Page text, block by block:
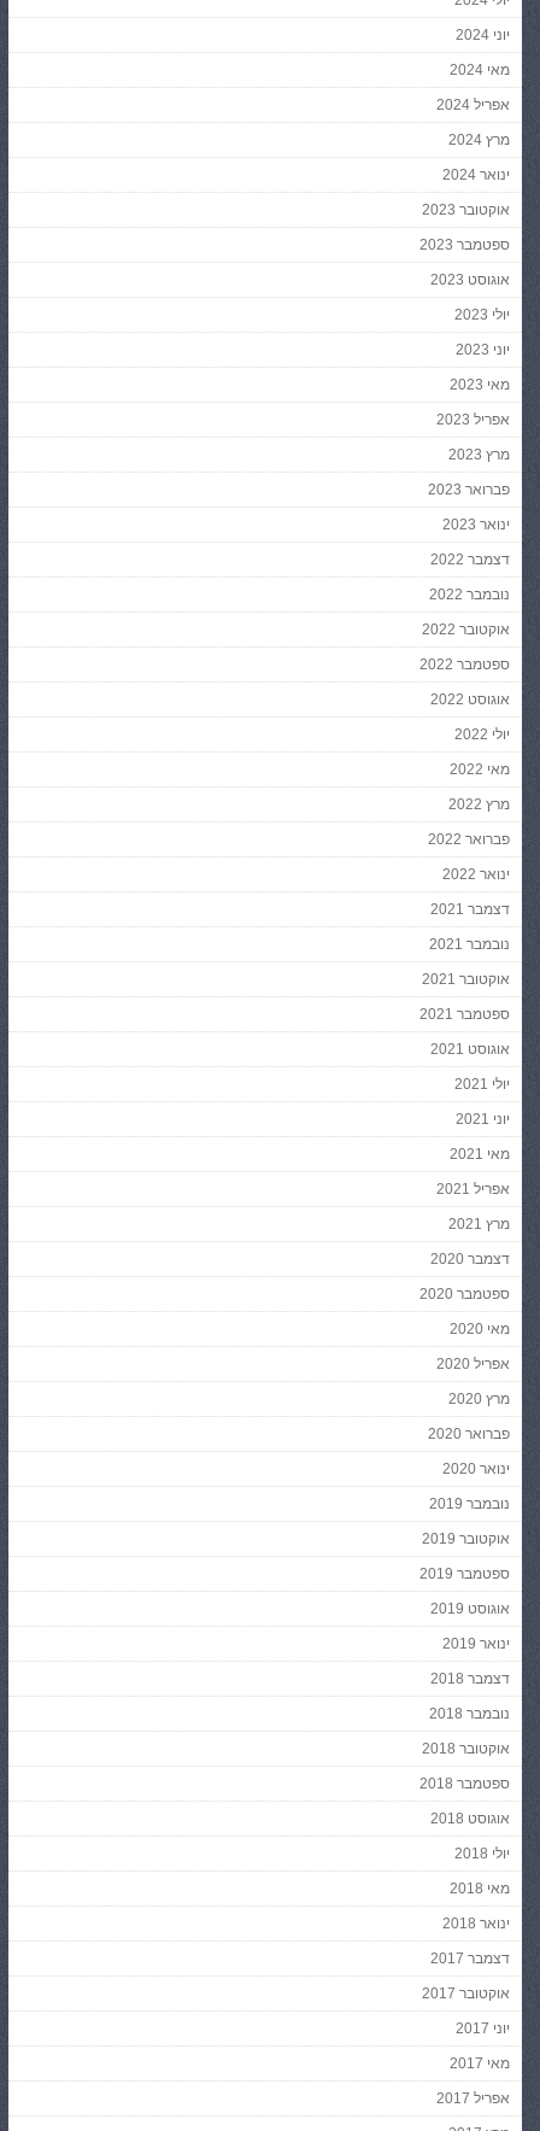
יוני 2024
מאי 2024
אפריל 2024
מרץ 2024
ינואר 2024
אוקטובר 2023
ספטמבר 2023
אוגוסט 2023
יולי 2023
יוני 2023
מאי 2023
אפריל 2023
מרץ 2023
פברואר 2023
ינואר 2023
דצמבר 2022
נובמבר 2022
אוקטובר 2022
ספטמבר 2022
אוגוסט 2022
יולי 2022
מאי 2022
מרץ 2022
פברואר 2022
ינואר 2022
דצמבר 2021
נובמבר 2021
אוקטובר 2021
ספטמבר 2021
אוגוסט 2021
יולי 2021
יוני 2021
מאי 2021
אפריל 2021
מרץ 2021
דצמבר 2020
ספטמבר 2020
מאי 2020
אפריל 2020
מרץ 2020
פברואר 2020
ינואר 2020
נובמבר 2019
אוקטובר 2019
ספטמבר 2019
אוגוסט 2019
ינואר 2019
דצמבר 2018
נובמבר 2018
אוקטובר 2018
ספטמבר 2018
אוגוסט 2018
יולי 2018
מאי 2018
ינואר 2018
דצמבר 2017
אוקטובר 2017
יוני 2017
מאי 2017
אפריל 2017